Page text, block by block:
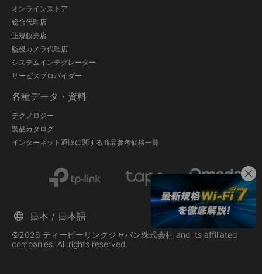
オンラインストア
総合代理店
正規販売店
監視カメラ代理店
システムインテグレーター
サービスプロバイダー
各種データ・資料
テクノロジー
製品カタログ
インターネット通販に関する商品参考価格一覧
©2026 ティーピーリンクジャパン株式会社 and its affiliated
companies. All rights reserved.
日本 / 日本語